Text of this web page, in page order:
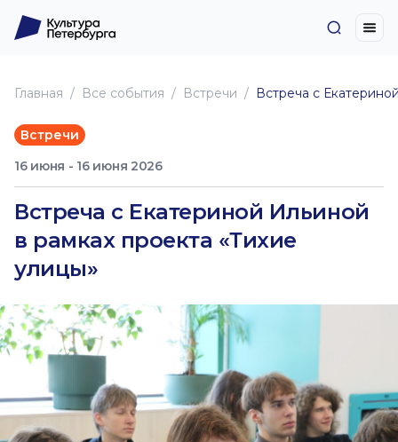
Главная Все события Встречи Встреча с
Встречи
16 июня - 16 июня 2026
Встреча с Екатериной Ильиной
в рамках проекта «Тихие
улицы»